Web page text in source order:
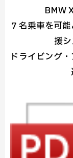
BMW
7 名乗車を可
援
ドライビング